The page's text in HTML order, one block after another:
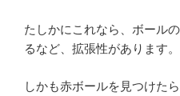
たしかにこれなら、ボール
るなど、拡張性があります。
しかも赤ボールを見つけた